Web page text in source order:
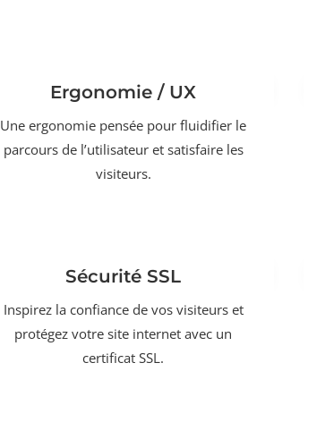
Ergonomie / UX
Une ergonomie pensée pour fluidifier le
parcours de l’utilisateur et satisfaire les
visiteurs.
Sécurité SSL
Inspirez la confiance de vos visiteurs et
protégez votre site internet avec un
certificat SSL.